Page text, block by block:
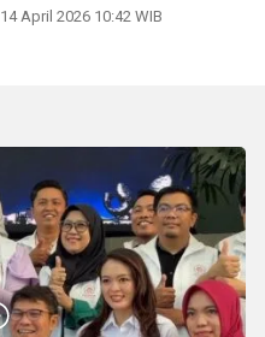
14 April 2026 10:42 WIB